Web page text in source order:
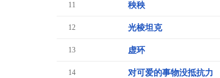
11 秧秧
12 光棱坦克
13 虚环
14 对可爱的事物没抵抗力